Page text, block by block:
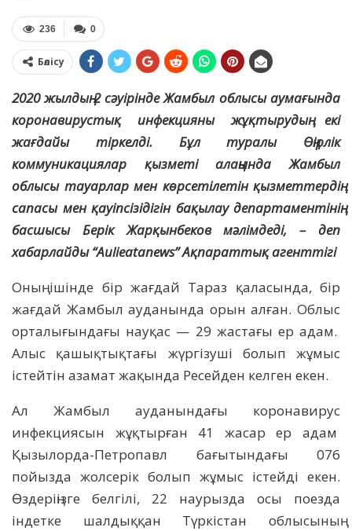
0
236
Бөлісу
2020 жылдың 2 сәуірінде Жамбыл облысы аумағында
коронавирустық инфекцияны жұқтырудың екі
жағдайы тіркелді. Бұл туралы Өңірлік
коммуникациялар қызметі алаңында Жамбыл
облысы тауарлар мен көрсетілетін қызметтердің
сапасы мен қауіпсізідігін бақылау департаментінің
басшысы Берік Жарқынбеков мәлімдеді, – деп
хабарлайды “Aulieatanews” Ақпараттық агенттігі
Оның ішінде бір жағдай Тараз қаласында, бір
жағдай Жамбыл ауданында орын алған. Облыс
орталығындағы науқас — 29 жастағы ер адам.
Алыс қашықтықтағы жүргізуші болып жұмыс
істейтін азамат жақында Ресейден келген екен.
Ал Жамбыл ауданындағы коронавирус
инфекциясын жұқтырған 41 жасар ер адам
Қызылорда-Петропавл бағытындағы 076
пойызда жолсерік болып жұмыс істейді екен.
Өздеріңізге белгілі, 22 наурызда осы поезда
індетке шалдыққан Түркістан облысының